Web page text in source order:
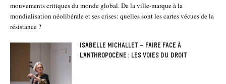
mouvements critiques du monde global. De la ville-marque à la
mondialisation néolibérale et ses crises: quelles sont les cartes vécues de la
résistance ?
Isabelle Michallet – Faire face à
l’anthropocène : les voies du droit